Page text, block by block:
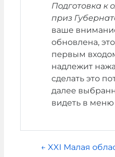
Подготовка к
приз
ваше
обновлена,
первым
надлежит
сделать это
далее
видеть в
← XXI Малая